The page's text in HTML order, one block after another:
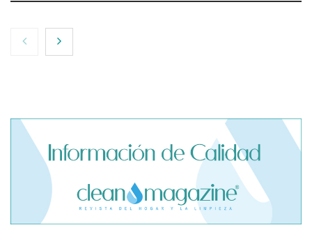
El cofundador de Noctorial adquiere Amadeux para